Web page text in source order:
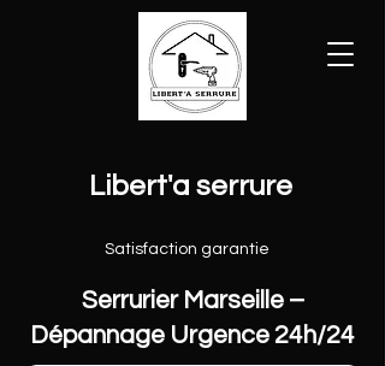
Satisfaction garantie
Libert'a serrure
Serrurier Marseille –
Dépannage Urgence 24h/24